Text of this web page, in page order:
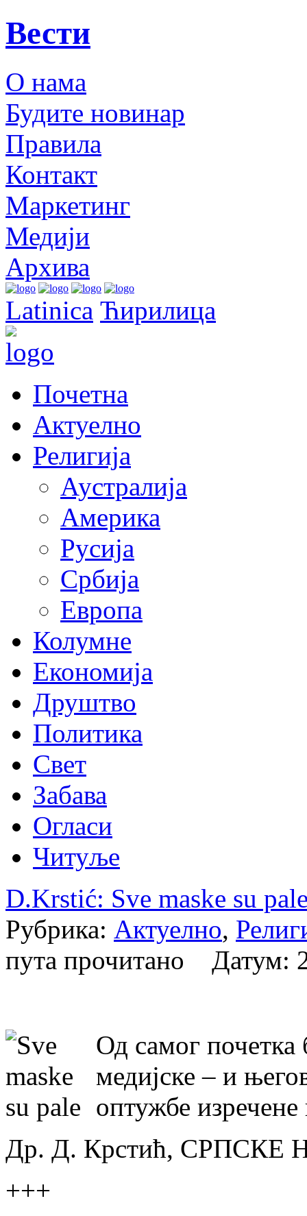
Вести
О нама
Будите новинар
Правила
Контакт
Маркетинг
Медији
Архива
Latinica Ћирилица
Почетна
Актуелно
Религија
Аустралија
Америка
Русија
Србија
Европа
Колумне
Економија
Друштво
Политика
Свет
Забава
Огласи
Читуље
D.Krstić: Sve maske su
Рубрика: Актуелно,
пута прочитано Датум:
Од самог
медијске – и
оптужбе
Др. Д. Крстић, СРПСКЕ
+++